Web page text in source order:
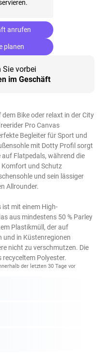
anrufen
planen
Sie vorbei
im Geschäft
Bike oder relaxt in der City
Pro Canvas
Begleiter für Sport und
mit Dotty Profil sorgt
Flatpedals, während die
Komfort und Schutz
und sein lässiger
Allrounder.
ist mit einem High-
aus mindestens 50 % Parley
Plastikmüll, der auf
und in Küstenregionen
nicht zu verschmutzen. Die
recyceltem Polyester.
der letzten 30 Tage vor